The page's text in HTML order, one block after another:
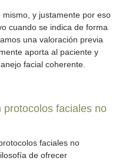
y justamente por eso
cuando se indica de forma
una valoración previa
aporta al paciente y
facial coherente.
protocolos faciales no
faciales no
de ofrecer